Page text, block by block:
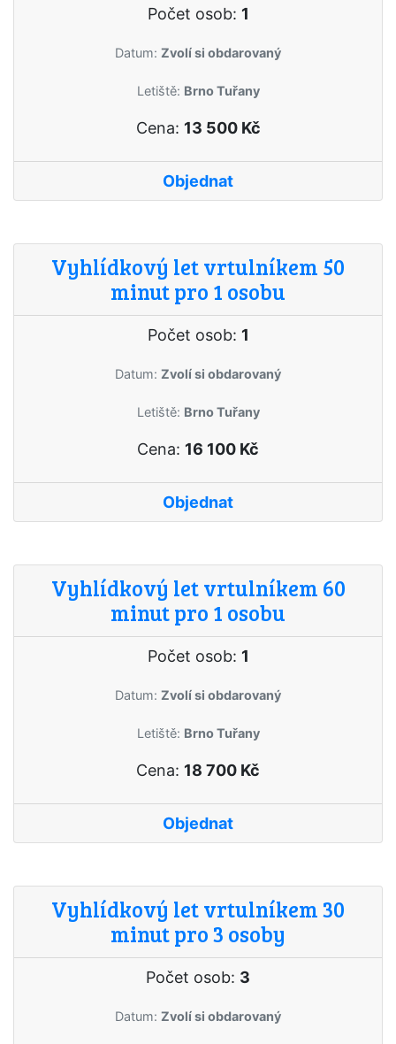
Počet osob: 1
Datum: Zvolí si obdarovaný
Letiště: Brno Tuřany
Cena: 13 500 Kč
Objednat
Vyhlídkový let vrtulníkem 50
minut pro 1 osobu
Počet osob: 1
Datum: Zvolí si obdarovaný
Letiště: Brno Tuřany
Cena: 16 100 Kč
Objednat
Vyhlídkový let vrtulníkem 60
minut pro 1 osobu
Počet osob: 1
Datum: Zvolí si obdarovaný
Letiště: Brno Tuřany
Cena: 18 700 Kč
Objednat
Vyhlídkový let vrtulníkem 30
minut pro 3 osoby
Počet osob: 3
Datum: Zvolí si obdarovaný